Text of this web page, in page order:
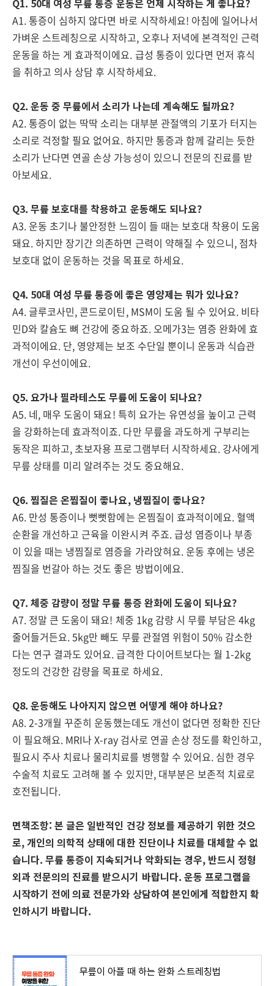
Q1. 50대 여성 무릎 통증 운동은 언제 시작하는 게 좋나요?
A1. 통증이 심하지 않다면 바로 시작하세요! 아침에 일어나서
가벼운 스트레칭으로 시작하고, 오후나 저녁에 본격적인 근력
운동을 하는 게 효과적이에요. 급성 통증이 있다면 먼저 휴식
을 취하고 의사 상담 후 시작하세요.
Q2. 운동 중 무릎에서 소리가 나는데 계속해도 될까요?
A2. 통증이 없는 딱딱 소리는 대부분 관절액의 기포가 터지는
소리로 걱정할 필요 없어요. 하지만 통증과 함께 갈리는 듯한
소리가 난다면 연골 손상 가능성이 있으니 전문의 진료를 받
아보세요.
Q3. 무릎 보호대를 착용하고 운동해도 되나요?
A3. 운동 초기나 불안정한 느낌이 들 때는 보호대 착용이 도움
돼요. 하지만 장기간 의존하면 근력이 약해질 수 있으니, 점차
보호대 없이 운동하는 것을 목표로 하세요.
Q4. 50대 여성 무릎 통증에 좋은 영양제는 뭐가 있나요?
A4. 글루코사민, 콘드로이틴, MSM이 도움 될 수 있어요. 비타
민D와 칼슘도 뼈 건강에 중요하죠. 오메가3는 염증 완화에 효
과적이에요. 단, 영양제는 보조 수단일 뿐이니 운동과 식습관
개선이 우선이에요.
Q5. 요가나 필라테스도 무릎에 도움이 되나요?
A5. 네, 매우 도움이 돼요! 특히 요가는 유연성을 높이고 근력
을 강화하는데 효과적이죠. 다만 무릎을 과도하게 구부리는
동작은 피하고, 초보자용 프로그램부터 시작하세요. 강사에게
무릎 상태를 미리 알려주는 것도 중요해요.
Q6. 찜질은 온찜질이 좋나요, 냉찜질이 좋나요?
A6. 만성 통증이나 뻣뻣함에는 온찜질이 효과적이에요. 혈액
순환을 개선하고 근육을 이완시켜 주죠. 급성 염증이나 부종
이 있을 때는 냉찜질로 염증을 가라앉혀요. 운동 후에는 냉온
찜질을 번갈아 하는 것도 좋은 방법이에요.
Q7. 체중 감량이 정말 무릎 통증 완화에 도움이 되나요?
A7. 정말 큰 도움이 돼요! 체중 1kg 감량 시 무릎 부담은 4kg
줄어들거든요. 5kg만 빼도 무릎 관절염 위험이 50% 감소한
다는 연구 결과도 있어요. 급격한 다이어트보다는 월 1-2kg
정도의 건강한 감량을 목표로 하세요.
Q8. 운동해도 나아지지 않으면 어떻게 해야 하나요?
A8. 2-3개월 꾸준히 운동했는데도 개선이 없다면 정확한 진단
이 필요해요. MRI나 X-ray 검사로 연골 손상 정도를 확인하고,
필요시 주사 치료나 물리치료를 병행할 수 있어요. 심한 경우
수술적 치료도 고려해 볼 수 있지만, 대부분은 보존적 치료로
호전됩니다.
면책조항: 본 글은 일반적인 건강 정보를 제공하기 위한 것으
로, 개인의 의학적 상태에 대한 진단이나 치료를 대체할 수 없
습니다. 무릎 통증이 지속되거나 악화되는 경우, 반드시 정형
외과 전문의의 진료를 받으시기 바랍니다. 운동 프로그램을
시작하기 전에 의료 전문가와 상담하여 본인에게 적합한지 확
인하시기 바랍니다.
무릎이 아플 때 하는 완화 스트레칭법